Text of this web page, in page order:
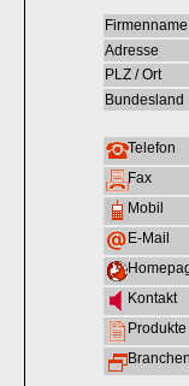
Firmenname
Adresse
PLZ / Ort
Bundesland
Telefon
Fax
Mobil
E-Mail
Kontakt
Branchen